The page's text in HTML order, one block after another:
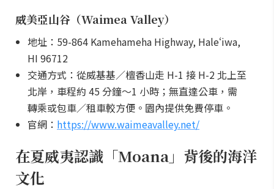
威美亞山谷（Waimea Valley）
地址：59-864 Kamehameha Highway, Haleʻiwa,
HI 96712
交通方式：從威基基／檀香山走 H-1 接 H-2 北上至
北岸，車程約 45 分鐘～1 小時；無直達公車，需
轉乘或包車／租車較方便。園內提供免費停車。
官網： https://www.waimeavalley.net/
在夏威夷認識「Moana」背後的海洋
文化